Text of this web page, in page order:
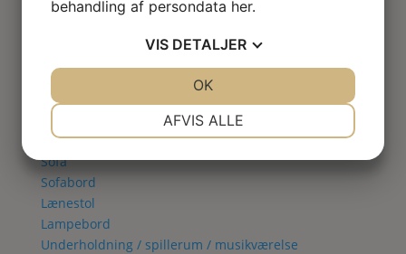
Natbord
Vitrineskab
Spisebord
Stue
Sofa
Sofabord
Lænestol
Lampebord
Underholdning / spillerum / musikværelse
behandling af persondata her.
VIS DETALJER
AFVIS ALLE
OK